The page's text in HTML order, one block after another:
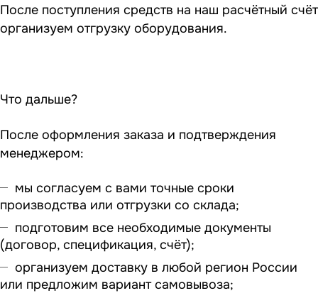
После поступления средств на наш расчётный счёт
организуем отгрузку оборудования.
Что дальше?
После оформления заказа и подтверждения
менеджером:
мы согласуем с вами точные сроки
производства или отгрузки со склада;
подготовим все необходимые документы
(договор, спецификация, счёт);
организуем доставку в любой регион России
или предложим вариант самовывоза;